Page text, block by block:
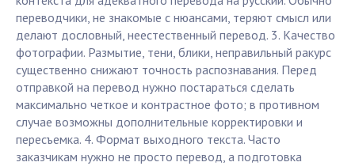
переводчики, не знакомые с нюансами, теряют смысл или
делают дословный, неестественный перевод. 3. Качество
фотографии. Размытие, тени, блики, неправильный ракурс
существенно снижают точность распознавания. Перед
отправкой на перевод нужно постараться сделать
максимально четкое и контрастное фото; в противном
случае возможны дополнительные корректировки и
пересъемка. 4. Формат выходного текста. Часто
заказчикам нужно не просто перевод, а подготовка